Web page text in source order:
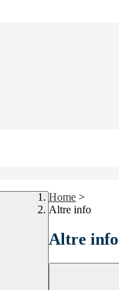
Home >
Altre info
Altre info